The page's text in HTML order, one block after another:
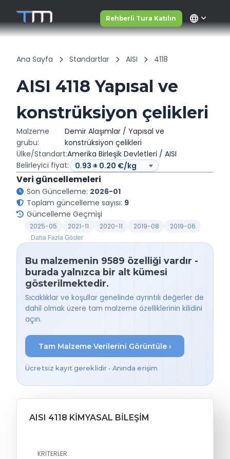
Rehberli Tura Katılın language
Ana Sayfa Standartlar AISI 4118
AISI 4118 Yapısal ve
konstrüksiyon çelikleri
Malzeme
grubu:
Demir Alaşımlar / Yapısal ve
konstrüksiyon çelikleri
Ülke/Standart:Amerika Birleşik Devletleri / AISI
Belirleyici fiyat:
Veri güncellemeleri
Son Güncelleme: 2026-01
Toplam güncelleme sayısı: 9
Güncelleme Geçmişi
2025-05 2021-11 2020-11 2019-08 2019-06
Daha Fazla Göster
Bu malzemenin 9589 özelliği vardır -
burada yalnızca bir alt kümesi
gösterilmektedir.
Sıcaklıklar ve koşullar genelinde ayrıntılı değerler de
dahil olmak üzere tam malzeme özelliklerinin kilidini
açın.
Tam Malzeme Verilerini Görüntüle ›
Ücretsiz kayıt gereklidir • Anında erişim
AISI 4118 KIMYASAL BILEŞIM
KRITERLER